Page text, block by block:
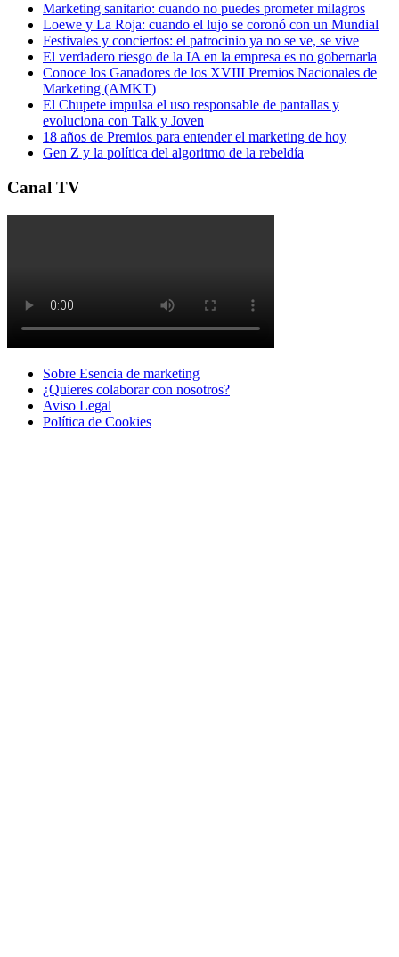
Marketing sanitario: cuando no puedes prometer milagros
Loewe y La Roja: cuando el lujo se coronó con un Mundial
Festivales y conciertos: el patrocinio ya no se ve, se vive
El verdadero riesgo de la IA en la empresa es no gobernarla
Conoce los Ganadores de los XVIII Premios Nacionales de
Marketing (AMKT)
El Chupete impulsa el uso responsable de pantallas y
evoluciona con Talk y Joven
18 años de Premios para entender el marketing de hoy
Gen Z y la política del algoritmo de la rebeldía
Canal TV
Sobre Esencia de marketing
¿Quieres colaborar con nosotros?
Aviso Legal
Polí­tica de Cookies